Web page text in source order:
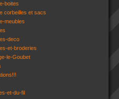
boites
corbeilles et sacs
meubles
deco
et-broderies
le-Goubet
et-du-fil